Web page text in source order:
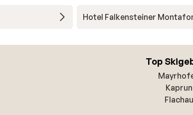
Hotel Falkensteiner
Top
Kaprun
Flachau